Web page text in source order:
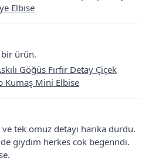
Elbise
bir ürün.
Göğüs Fırfır Detay Çiçek
Kumaş Mini Elbise
tek omuz detayı harika durdu.
giydim herkes cok begenndı.